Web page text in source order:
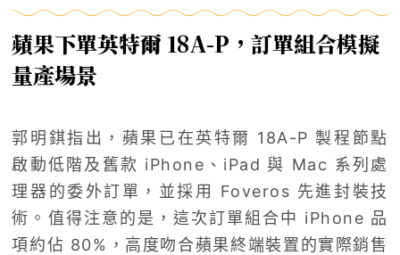
蘋果下單英特爾 18A-P，訂單組合模擬
量產場景
郭明錤指出，蘋果已在英特爾 18A-P 製程節點
啟動低階及舊款 iPhone、iPad 與 Mac 系列處
理器的委外訂單，並採用 Foveros 先進封裝技
術。值得注意的是，這次訂單組合中 iPhone 品
項約佔 80%，高度吻合蘋果終端裝置的實際銷售